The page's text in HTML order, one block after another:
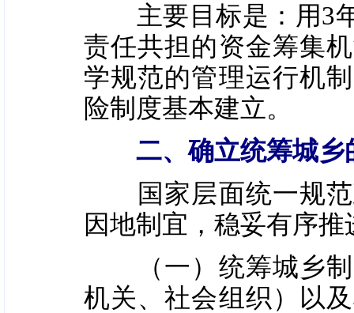
主要目标是：用3年
责任共担的资金筹集
学规范的管理运行机
险制度基本建立。
二、确立统筹城乡
国家层面统一规范
因地制宜，稳妥有序
（一）统筹城乡制
机关、社会组织）以